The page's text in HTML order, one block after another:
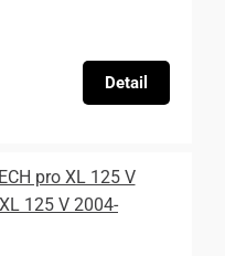
Detail
pro XL 125 V
125 V 2004-